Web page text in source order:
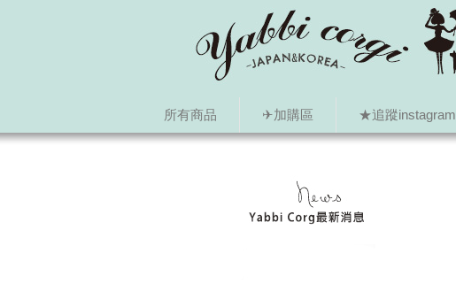
所有商品 ✈加購區 ★追蹤instagram